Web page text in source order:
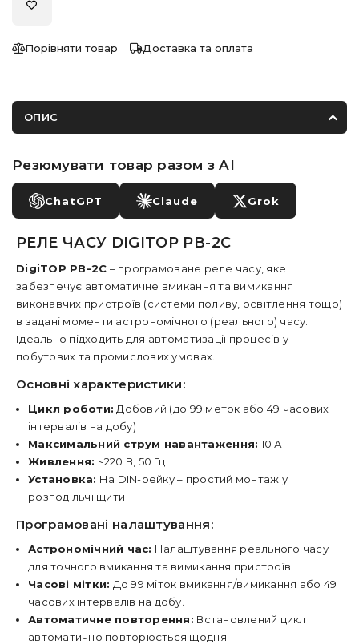
Порівняти товар Доставка та оплата
ОПИС
Резюмувати товар разом з AI
ChatGPT Claude Grok
РЕЛЕ ЧАСУ DIGITOP РВ-2С
DigiTOP РВ-2С – програмоване реле часу, яке
забезпечує автоматичне вмикання та вимикання
виконавчих пристроїв (системи поливу, освітлення тощо)
в задані моменти астрономічного (реального) часу.
Ідеально підходить для автоматизації процесів у
побутових та промислових умовах.
Основні характеристики:
Цикл роботи: Добовий (до 99 меток або 49 часових
інтервалів на добу)
Максимальний струм навантаження: 10 А
Живлення: ~220 В, 50 Гц
Установка: На DIN-рейку – простий монтаж у
розподільчі щити
Програмовані налаштування:
Астрономічний час: Налаштування реального часу
для точного вмикання та вимикання пристроїв.
Часові мітки: До 99 міток вмикання/вимикання або 49
часових інтервалів на добу.
Автоматичне повторення: Встановлений цикл
автоматично повторюється щодня.